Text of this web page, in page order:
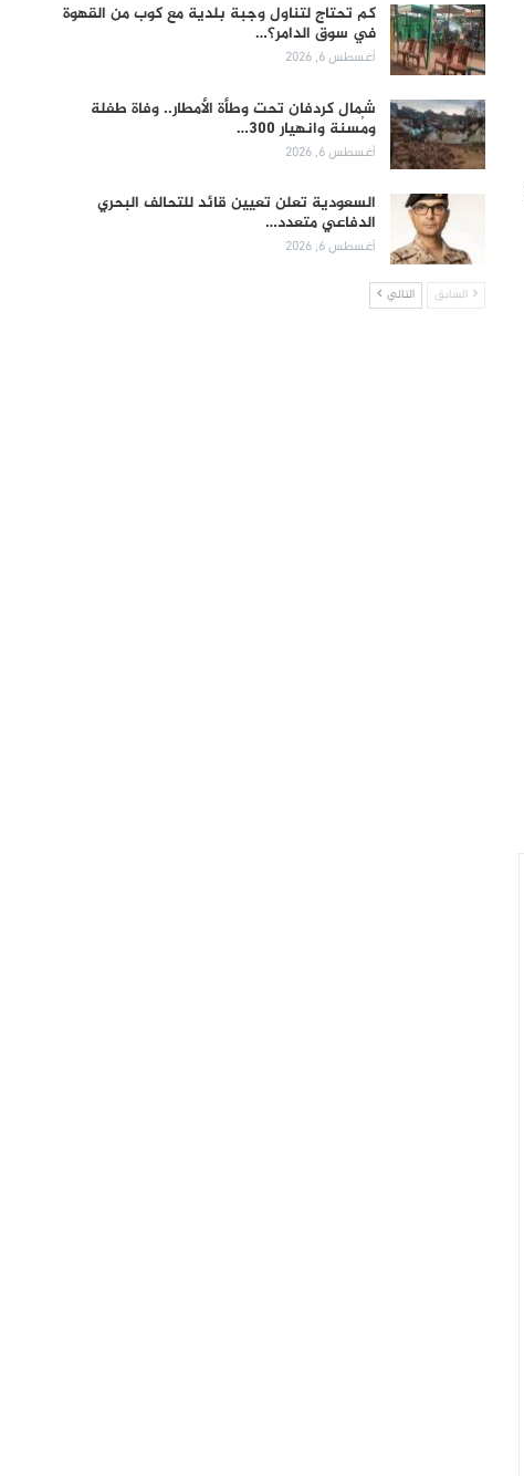
كم تحتاج لتناول وجبة بلدية مع كوب من القهوة
في سوق الدامر؟…
أغسطس 6, 2026
شمال كردفان تحت وطأة الأمطار.. وفاة طفلة
ومُسنة وانهيار 300…
أغسطس 6, 2026
السعودية تعلن تعيين قائد للتحالف البحري
الدفاعي متعدد…
أغسطس 6, 2026
السابق التالي